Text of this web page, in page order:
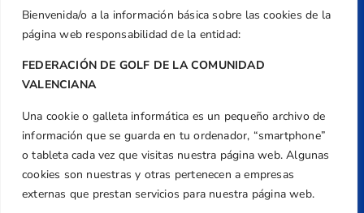
Bienvenida/o a la información básica sobre las cookies de la
página web responsabilidad de la entidad:
FEDERACIÓN DE GOLF DE LA COMUNIDAD
VALENCIANA
Una cookie o galleta informática es un pequeño archivo de
información que se guarda en tu ordenador, “smartphone”
o tableta cada vez que visitas nuestra página web. Algunas
cookies son nuestras y otras pertenecen a empresas
externas que prestan servicios para nuestra página web.
Teléfono
+34 961 367 799
Aviso Legal
Política de Privacidad
Transparencia
Normativa